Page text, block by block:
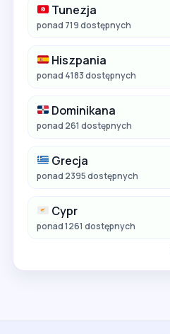
Tunezja
ponad 719 dostępnych
Hiszpania
ponad 4183 dostępnych
Dominikana
ponad 261 dostępnych
Grecja
ponad 2395 dostępnych
Cypr
ponad 1261 dostępnych